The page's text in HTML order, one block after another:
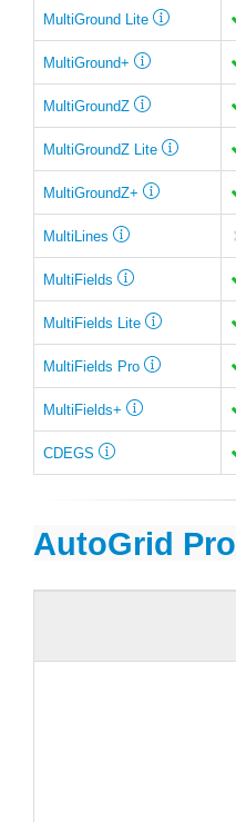
MultiGround Lite
MultiGround+
MultiGroundZ
MultiGroundZ Lite
MultiGroundZ+
MultiLines
MultiFields
MultiFields Lite
MultiFields Pro
MultiFields+
CDEGS
AutoGrid Pro